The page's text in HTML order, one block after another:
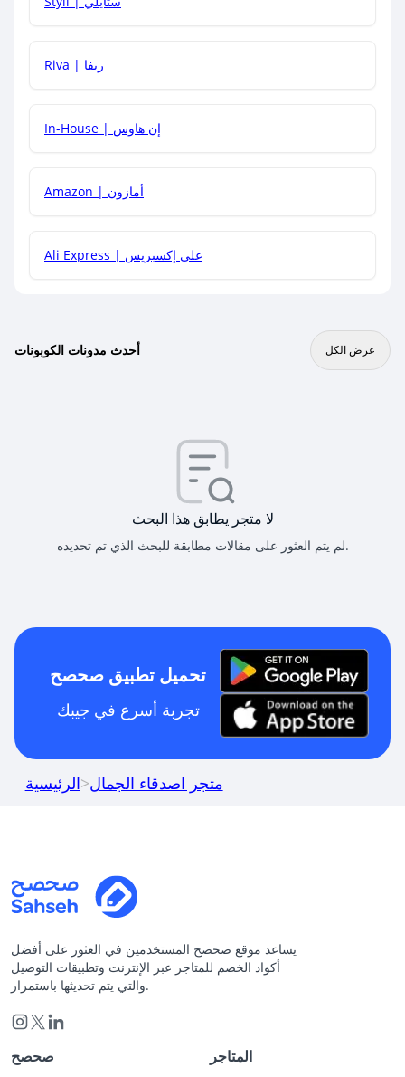
هل يمكنني جمع كود خصم مع العروض الأخرى؟
Riva | ريفا
In-House | إن هاوس
Amazon | أمازون
Ali Express | علي إكسبريس
أحدث مدونات الكوبونات عرض الكل
لا متجر يطابق هذا البحث
لم يتم العثور على مقالات مطابقة للبحث الذي تم تحديده.
تحميل تطبيق صحصح
تجربة أسرع في جيبك
الرئيسية>متجر اصدقاء الجمال
يساعد موقع صحصح المستخدمين في العثور على أفضل
أكواد الخصم للمتاجر عبر الإنترنت وتطبيقات التوصيل
والتي يتم تحديثها باستمرار.
صحصح المتاجر